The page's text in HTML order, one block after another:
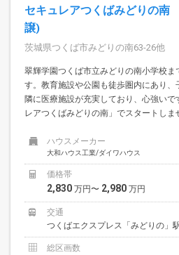
セキュレアつくばみどりの
譲)
茨城県つくば市みどりの南63-26他
翠輝学園つくば市立みどりの南小学校
す。教育施設や公園も徒歩圏内にあり
隣に医療施設が充実しており、心強い
レアつくばみどりの南」でスタートしま
ハウスメーカー
大和ハウス工業/ダイワハウス
価格帯
2,830 万円〜 2,980 万円
交通
つくばエクスプレス「みどりの」
総区画数